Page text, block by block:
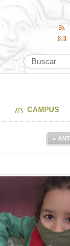
CAMPUS
«